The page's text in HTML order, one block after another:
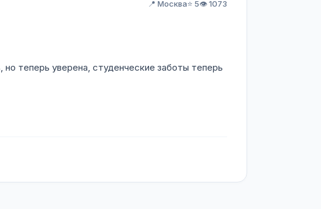
📍 Москва⭐ 5👁️ 1073
теперь уверена, студенческие заботы теперь